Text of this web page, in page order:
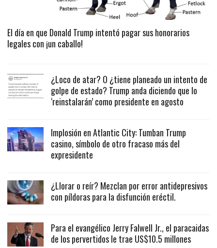
El día en que Donald Trump intentó pagar sus honorarios
legales con ¡un caballo!
¿Loco de atar? O ¿tiene planeado un intento de
golpe de estado? Trump anda diciendo que lo
‘reinstalarán’ como presidente en agosto
Implosión en Atlantic City: Tumban Trump
casino, símbolo de otro fracaso más del
expresidente
¿Llorar o reír? Mezclan por error antidepresivos
con píldoras para la disfunción eréctil.
Para el evangélico Jerry Falwell Jr., el paracaidas
de los pervertidos le trae US$10.5 millones